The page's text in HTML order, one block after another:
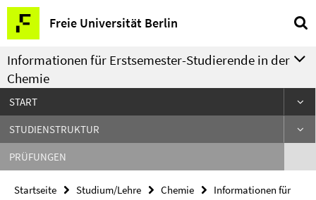
Springe
direkt
zu
Inhalt
Freie Universität Berlin
Service-
Navigation
Informationen für Erstsemester-Studierende in der
Chemie
START
STUDIENSTRUKTUR
PRÜFUNGEN
Startseite Studium/Lehre Chemie
Informationen für